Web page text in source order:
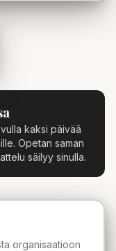
kaksi päivää
Opetan saman
säilyy sinulla.
organisaatioon